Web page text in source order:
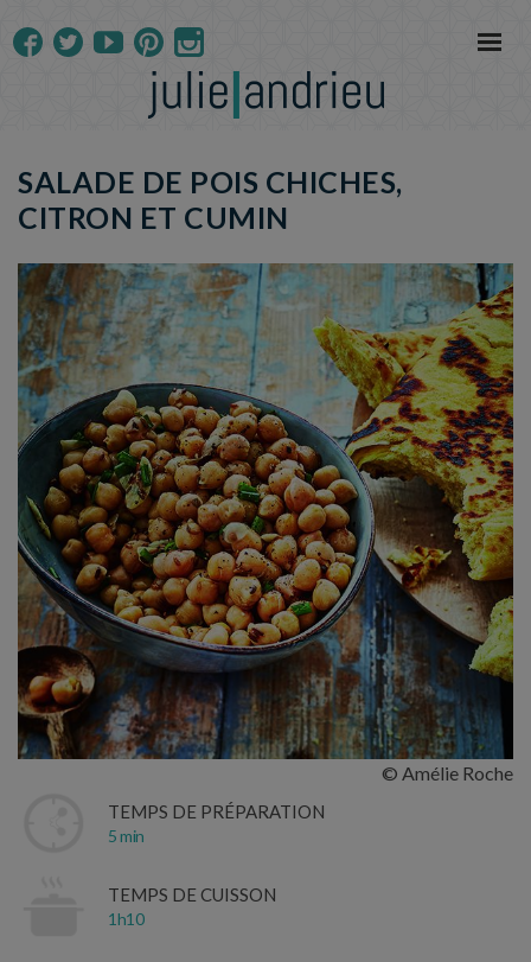
SALADE DE POIS CHICHES,
CITRON ET CUMIN
© Amélie Roche
TEMPS DE PRÉPARATION
5 min
TEMPS DE CUISSON
1h10